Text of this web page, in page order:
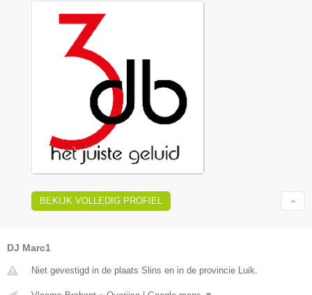
BEKIJK VOLLEDIG PROFIEL
DJ Marc1
Niet gevestigd in de plaats Slins en in de provincie Luik.